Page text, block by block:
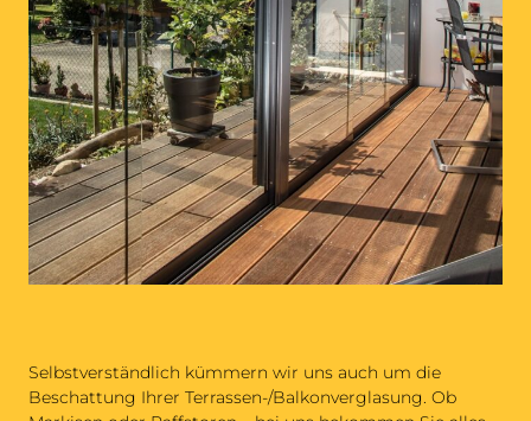
Selbstverständlich kümmern wir uns auch um die
Beschattung Ihrer Terrassen-/Balkonverglasung. Ob